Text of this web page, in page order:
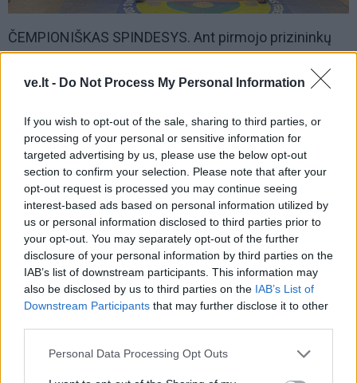
ve.lt - Do Not Process My Personal Information
If you wish to opt-out of the sale, sharing to third parties, or
processing of your personal or sensitive information for
targeted advertising by us, please use the below opt-out
section to confirm your selection. Please note that after your
opt-out request is processed you may continue seeing
interest-based ads based on personal information utilized by
us or personal information disclosed to third parties prior to
your opt-out. You may separately opt-out of the further
disclosure of your personal information by third parties on the
IAB’s list of downstream participants. This information may
also be disclosed by us to third parties on the IAB’s List of
Downstream Participants that may further disclose it to other
Personal Data Processing Opt Outs
ČEMPIONIŠKAS SPINDESYS. Ant pirmojo prizininkų
Pauliaus MATULEVIČIAUS nuotr.
Organizatorių mintys